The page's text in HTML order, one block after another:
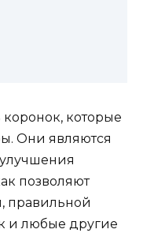
которые
Они являются
позволяют
правильной
и любые другие